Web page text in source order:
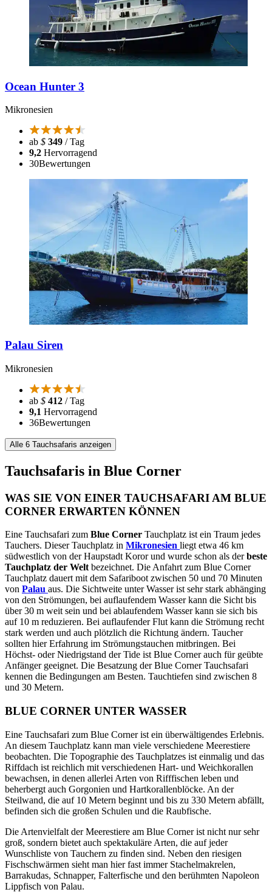
Ocean Hunter 3
Mikronesien
ab $ 349 / Tag
9,2 Hervorragend
30Bewertungen
Palau Siren
Mikronesien
ab $ 412 / Tag
9,1 Hervorragend
36Bewertungen
Alle 6 Tauchsafaris anzeigen
Tauchsafaris in Blue Corner
WAS SIE VON EINER TAUCHSAFARI AM BLUE
CORNER ERWARTEN KÖNNEN
Eine Tauchsafari zum Blue Corner Tauchplatz ist ein Traum jedes
Tauchers. Dieser Tauchplatz in Mikronesien liegt etwa 46 km
südwestlich von der Haupstadt Koror und wurde schon als derbeste
Tauchplatz der Weltbezeichnet. Die Anfahrt zum Blue Corner
Tauchplatz dauert mit dem Safariboot zwischen 50 und 70 Minuten
von Palau aus. Die Sichtweite unter Wasser ist sehr stark abhänging
von den Strömungen, bei auflaufendem Wasser kann die Sicht bis
über 30 m weit sein und bei ablaufendem Wasser kann sie sich bis
auf 10 m reduzieren. Bei auflaufender Flut kann die Strömung recht
stark werden und auch plötzlich die Richtung ändern. Taucher
sollten hier Erfahrung im Strömungstauchen mitbringen. Bei
Höchst- oder Niedrigstand der Tide ist Blue Corner auch für geübte
Anfänger geeignet. Die Besatzung der Blue Corner Tauchsafari
kennen die Bedingungen am Besten. Tauchtiefen sind zwischen 8
und 30 Metern.
BLUE CORNER UNTER WASSER
Eine Tauchsafari zum Blue Corner ist ein überwältigendes Erlebnis.
An diesem Tauchplatz kann man viele verschiedene Meerestiere
beobachten. Die Topographie des Tauchplatzes ist einmalig und das
Riffdach ist reichlich mit verschiedenen Hart- und Weichkorallen
bewachsen, in denen allerlei Arten von Rifffischen leben und
beherbergt auch Gorgonien und Hartkorallenblöcke. An der
Steilwand, die auf 10 Metern beginnt und bis zu 330 Metern abfällt,
befinden sich die großen Schulen und die Raubfische.
Die Artenvielfalt der Meerestiere am Blue Corner ist nicht nur sehr
groß, sondern bietet auch spektakuläre Arten, die auf jeder
Wunschliste von Tauchern zu finden sind. Neben den riesigen
Fischschwärmen sieht man hier fast immer Stachelmakrelen,
Barrakudas, Schnapper, Falterfische und den berühmten Napoleon
Lippfisch von Palau.